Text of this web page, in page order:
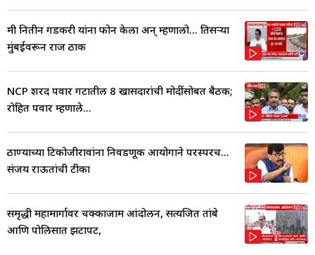
मी नितीन गडकरी यांना फोन केला अन् म्हणालो... तिसऱ्या
मुंबईवरून राज ठाक
NCP शरद पवार गटातील 8 खासदारांची मोदींसोबत बैठक;
रोहित पवार म्हणाले...
ठाण्याच्या टिकोजीरावांना निवडणूक आयोगाने परस्परच...
संजय राऊतांची टीका
समृद्धी महामार्गावर चक्काजाम आंदोलन, सत्यजित तांबे
आणि पोलिसात झटापट,